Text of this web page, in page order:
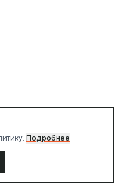
показаны фактические
Подробнее